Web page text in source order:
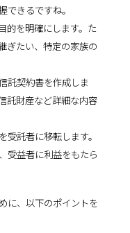
できるですね。
的を明確にします。た
ぎたい、特定の家族の
託契約書を作成しま
託財産など詳細な内容
託者に移転します。
受益者に利益をもたら
に、以下のポイントを